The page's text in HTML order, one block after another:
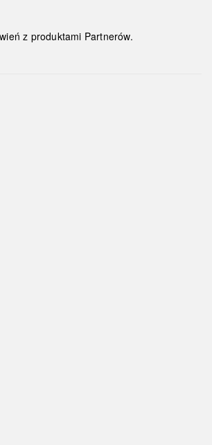
z produktami Partnerów.